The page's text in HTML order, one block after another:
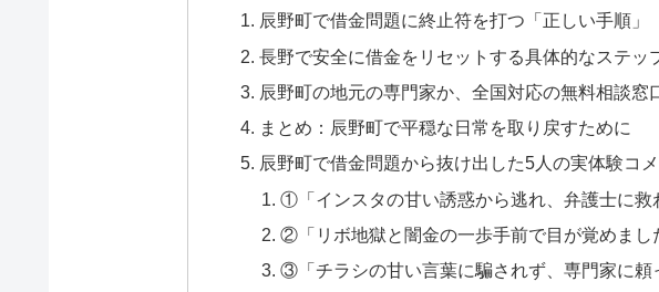
辰野町で借金問題に終止符を打つ「正しい手順」
長野で安全に借金をリセットする具体的なステッ
辰野町の地元の専門家か、全国対応の無料相談窓
まとめ：辰野町で平穏な日常を取り戻すために
辰野町で借金問題から抜け出した5人の実体験コメ
①「インスタの甘い誘惑から逃れ、弁護士に救
②「リボ地獄と闇金の一歩手前で目が覚めまし
③「チラシの甘い言葉に騙されず、専門家に頼